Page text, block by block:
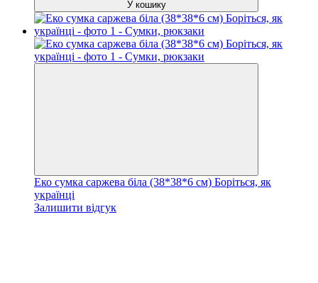
У кошику
Еко сумка саржева біла (38*38*6 см) Боріться, як
українці
Залишити відгук